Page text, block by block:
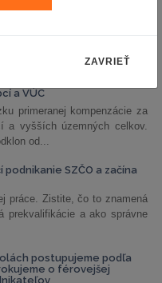
a VÚC
primeranej kompenzácie za
a vyšších územných celkov.
od...
podnikanie SZČO a začína
práce. Zistite, čo to znamená
prekvalifikácie a ako správne
postupujeme podľa
o férovejšej
ZAVRIEŤ